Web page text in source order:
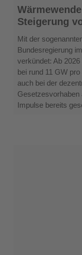
Wärmewende,
Mietstrom
CO.:
Steigerung
PV-
Steigerung
Mit der
Bundesregierung
verkündet: Ab
bei rund 11 GW
auch bei der
Gesetzesvorhaben
Impulse bereits